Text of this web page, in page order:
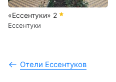
«Ессентуки» 2
Ессентуки
Отели Ессентуков